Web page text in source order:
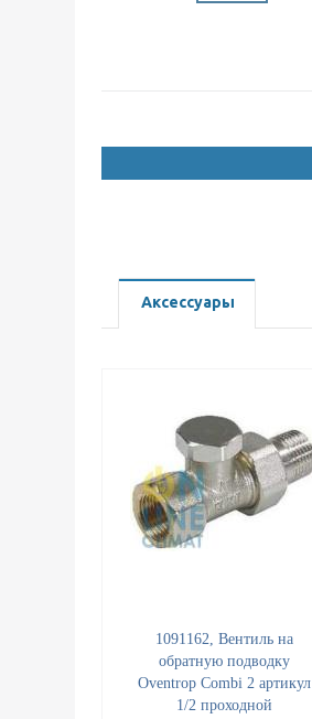
Аксессуары
1091162, Вентиль на
обратную подводку
Oventrop Combi 2 артикул
1/2 проходной